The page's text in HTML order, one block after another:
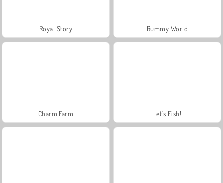
Royal Story Rummy World
Charm Farm Let's Fish!